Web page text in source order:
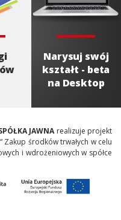
Narysuj swój
kształt - beta
na Desktop
JAWNArealizuje projekt
Zakup środków trwałych w celu
i wdrożeniowych w spółce